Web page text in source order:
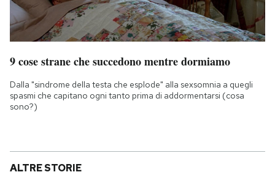
9 cose strane che succedono mentre dormiamo
Dalla "sindrome della testa che esplode" alla sexsomnia a quegli
spasmi che capitano ogni tanto prima di addormentarsi (cosa
sono?)
ALTRE STORIE